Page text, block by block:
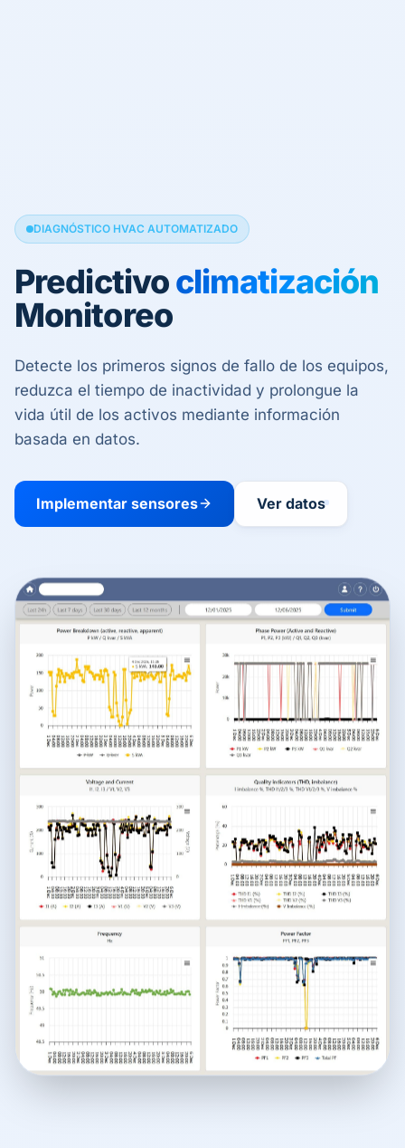
DIAGNÓSTICO HVAC AUTOMATIZADO
Predictivoclimatización
Monitoreo
Detecte los primeros signos de fallo de los equipos,
reduzca el tiempo de inactividad y prolongue la
vida útil de los activos mediante información
basada en datos.
Implementar sensores Ver datos